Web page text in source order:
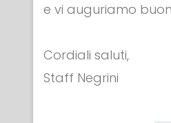
Categorie
e vi auguriamo
Cordiali saluti,
Staff Negrini